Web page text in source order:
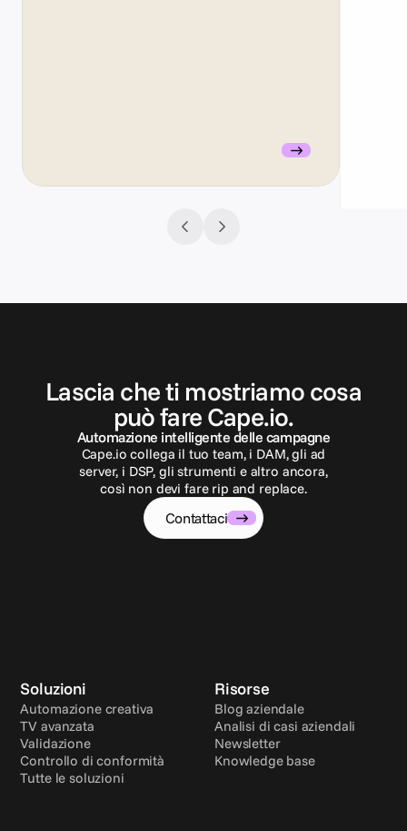
C ac
Lascia che ti mostriamo cosa
può fare Cape.io.
Automazione intelligente delle campagne
Cape.io collega il tuo team, i DAM, gli ad
server, i DSP, gli strumenti e altro ancora,
così non devi fare rip and replace.
Contattaci
Soluzioni
Automazione creativa
TV avanzata
Validazione
Controllo di conformità
Tutte le soluzioni
Risorse
Blog aziendale
Analisi di casi aziendali
Newsletter
Knowledge base